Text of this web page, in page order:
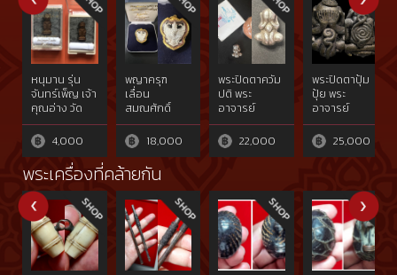
หนุมาน รุ่น
จันทร์เพ็ญ เจ้า
คุณอ่าง วัด
ใหญ่
สว่างอารมณ์
4,000
พญาครุฑ
เลื่อน
สมณศักดิ์
หลวงพ่อวราห์
18,000
พระปิดตาควัม
ปติ พระ
อาจารย์
อดิเรก วัด
หนองทราย
22,000
พระปิดตาปุ้ม
ปุ้ย พระ
อาจารย์
อดิเรก วัด
หนองทราย
25,000
พระเครื่องที่คล้ายกัน